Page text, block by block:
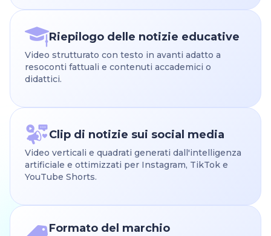
Riepilogo delle notizie educative
Video strutturato con testo in avanti adatto a
resoconti fattuali e contenuti accademici o
didattici.
Clip di notizie sui social media
Video verticali e quadrati generati dall'intelligenza
artificiale e ottimizzati per Instagram, TikTok e
YouTube Shorts.
Formato del marchio